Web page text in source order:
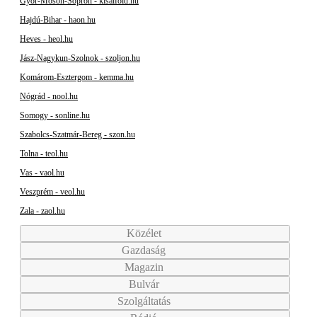
Hajdú-Bihar - haon.hu
Heves - heol.hu
Jász-Nagykun-Szolnok - szoljon.hu
Komárom-Esztergom - kemma.hu
Nógrád - nool.hu
Somogy - sonline.hu
Szabolcs-Szatmár-Bereg - szon.hu
Tolna - teol.hu
Vas - vaol.hu
Veszprém - veol.hu
Zala - zaol.hu
Közélet
Gazdaság
Magazin
Bulvár
Szolgáltatás